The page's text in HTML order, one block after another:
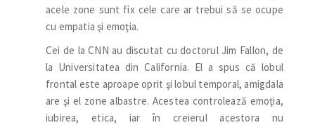
acele zone sunt fix cele care ar trebui să se ocupe
cu empatia şi emoţia.
Cei de la CNN au discutat cu doctorul Jim Fallon, de
la Universitatea din California. El a spus că lobul
frontal este aproape oprit şi lobul temporal, amigdala
are şi el zone albastre. Acestea controlează emoţia,
iubirea, etica, iar în creierul acestora nu